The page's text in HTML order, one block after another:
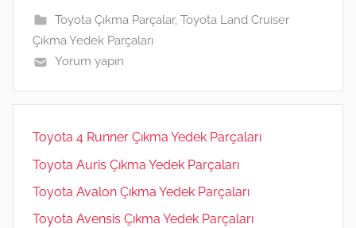
A
p
p
dI
n
a
k.
m
n
Toyota Çıkma Parçalar, Toyota Land Cruiser
Çıkma Yedek Parçaları
Yorum yapın
Toyota 4 Runner Çıkma Yedek Parçaları
Toyota Auris Çıkma Yedek Parçaları
Toyota Avalon Çıkma Yedek Parçaları
Toyota Avensis Çıkma Yedek Parçaları